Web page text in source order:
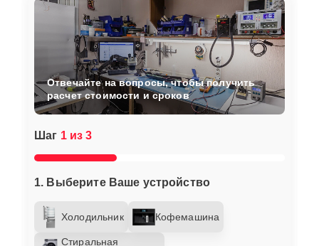
Шаг 1 из 3
1. Выберите Ваше устройство
Холодильник Кофемашина
Стиральная
Отвечайте на вопросы, чтобы получить
расчет стоимости и сроков